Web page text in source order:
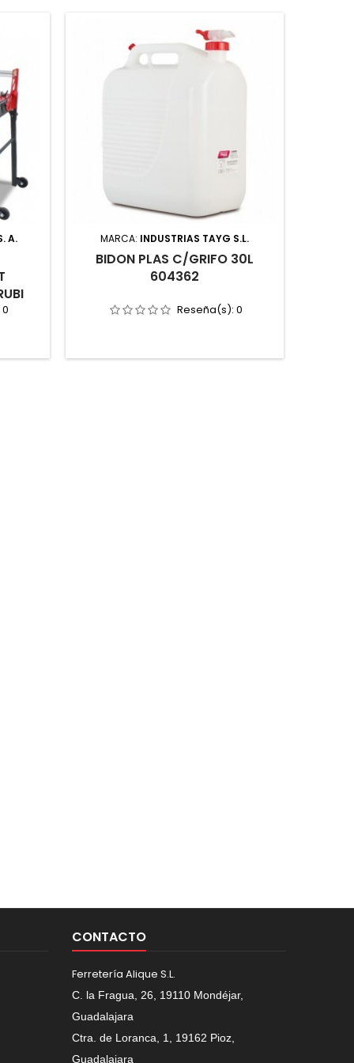
A.
0
MARCA: INDUSTRIAS TAYG S.L.
BIDON PLAS C/GRIFO 30L
604362
Reseña(s): 0
CONTACTO
Ferretería Alique S.L.
C. la Fragua, 26, 19110 Mondéjar,
Guadalajara
Ctra. de Loranca, 1, 19162 Pioz,
Guadalajara